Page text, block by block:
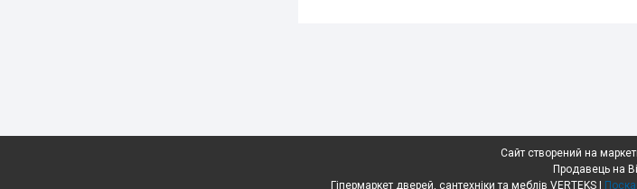
Сайт створений на
Продавець на